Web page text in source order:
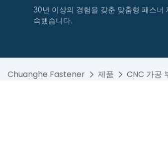
30년 이상의 경험을 갖춘 맞춤형 패스
속했습니다.
Chuanghe Fastener 제품 CNC 가공